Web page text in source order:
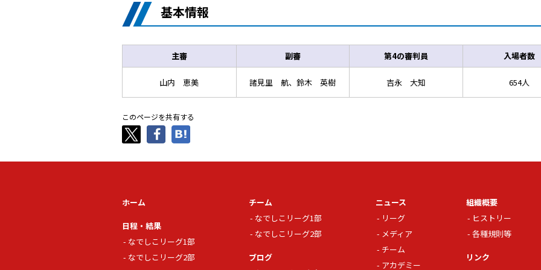
基本情報
主審
山内 恵美
副審
諸見里 航、鈴木 英樹
第4の審判員
吉永 大知
入場者数
654人
このページを共有する
ホーム
日程・結果
なでしこリーグ1部
なでしこリーグ2部
チーム
なでしこリーグ1部
なでしこリーグ2部
ブログ
ニュース
リーグ
メディア
チーム
アカデミー
組織概要
ヒストリー
各種規則等
リンク